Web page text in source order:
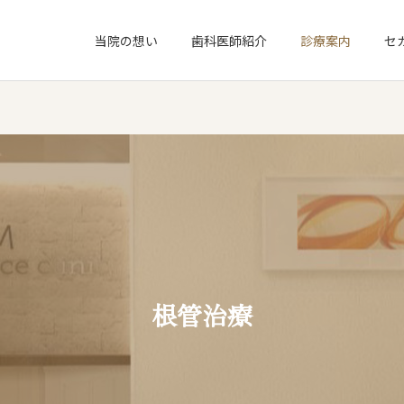
当院の想い 歯科医師紹介 診療案内 セ
根管治療